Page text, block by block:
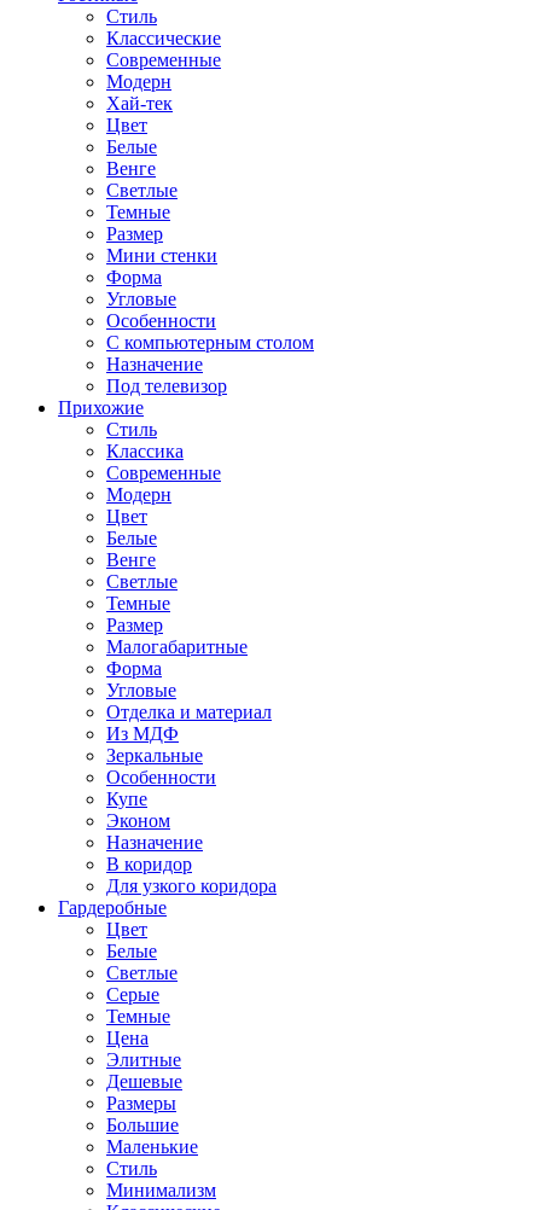
Стиль
Классические
Современные
Модерн
Хай-тек
Цвет
Белые
Венге
Светлые
Темные
Размер
Мини стенки
Форма
Угловые
Особенности
С компьютерным столом
Назначение
Под телевизор
Прихожие
Стиль
Классика
Современные
Модерн
Цвет
Белые
Венге
Светлые
Темные
Размер
Малогабаритные
Форма
Угловые
Отделка и материал
Из МДФ
Зеркальные
Особенности
Купе
Эконом
Назначение
В коридор
Для узкого коридора
Гардеробные
Цвет
Белые
Светлые
Серые
Темные
Цена
Элитные
Дешевые
Размеры
Большие
Маленькие
Стиль
Минимализм